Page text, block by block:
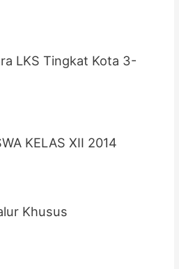
LKS Tingkat Kota 3-
KELAS XII 2014
Khusus